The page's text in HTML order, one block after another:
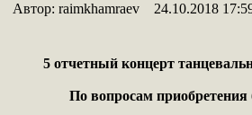
Автор: raimkhamraev
24.10.2018
5 отчетный концерт
По вопросам приобретения